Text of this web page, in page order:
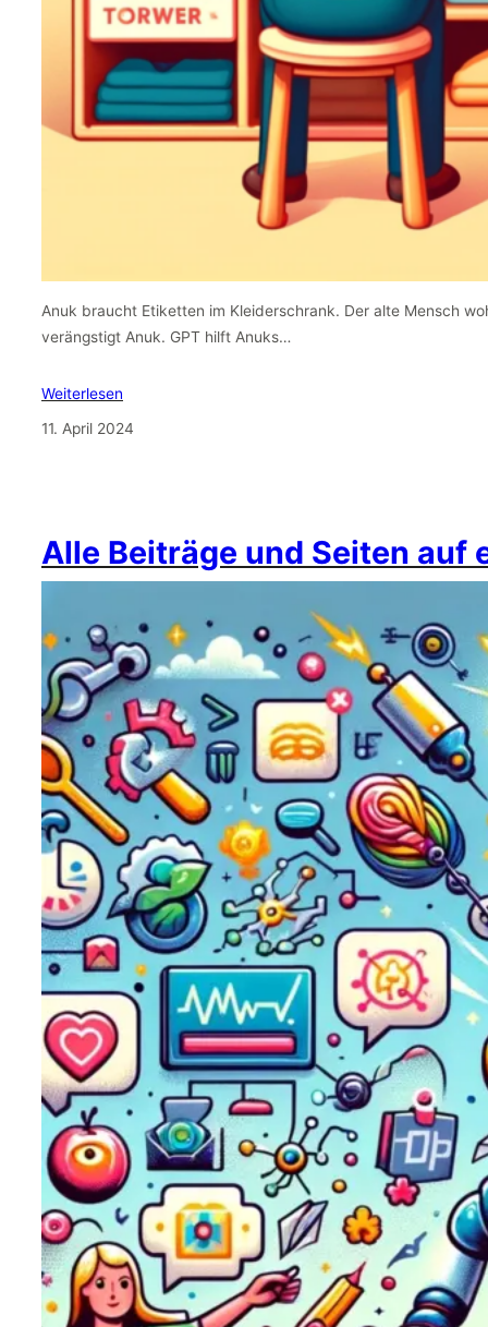
Anuk braucht Etiketten im Kleiderschrank. Der alte Mensch
verängstigt Anuk. GPT hilft Anuks…
Weiterlesen
11. April 2024
Alle Beiträge und Seiten auf